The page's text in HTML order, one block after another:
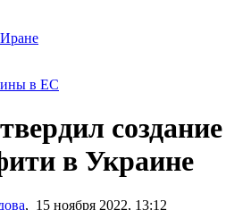
в ЕС
создание
в Украине
, 15 ноября 2022, 13:12